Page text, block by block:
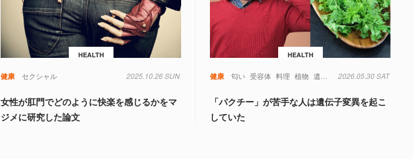
HEALTH
健康 セクシャル 2025.10.26 SUN
女性が肛門でどのように快楽を感じるかをマ
ジメに研究した論文
HEALTH
健康 匂い 受容体 料理 植物 遺伝子 食べ物
2026.05.30 SAT
「パクチー」が苦手な人は遺伝子変異を起こ
していた